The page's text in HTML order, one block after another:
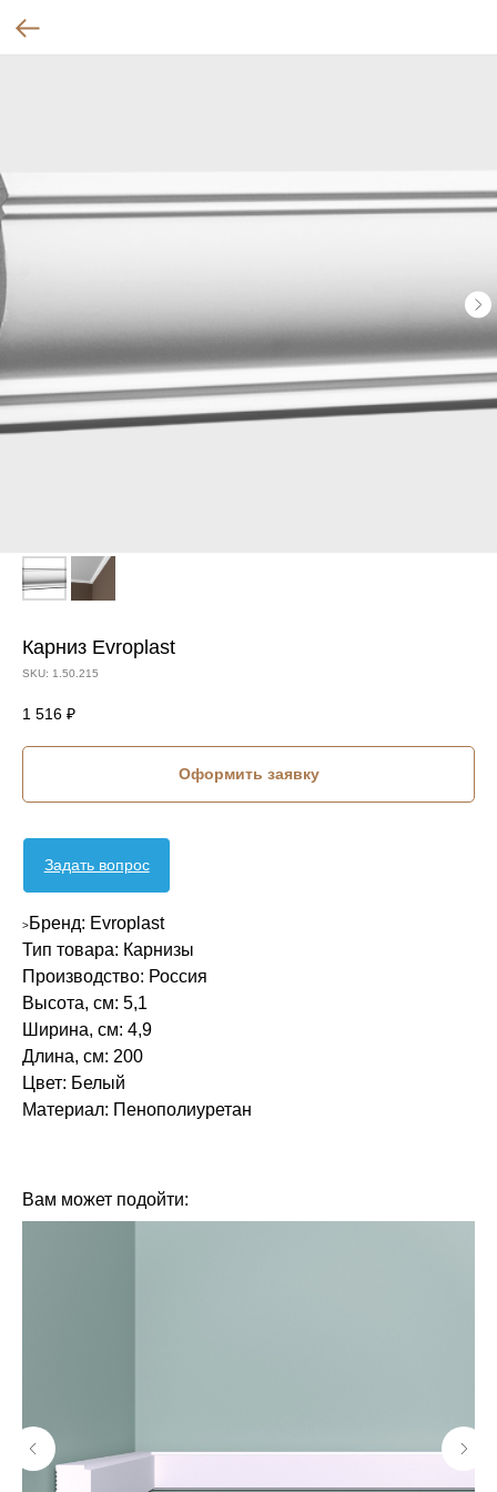
Карниз Evroplast
SKU: 1.50.215
1 516 ₽
Оформить заявку
Задать вопрос
>Бренд: Evroplast
Тип товара: Карнизы
Производство: Россия
Высота, см: 5,1
Ширина, см: 4,9
Длина, см: 200
Цвет: Белый
Материал: Пенополиуретан
Вам может подойти: